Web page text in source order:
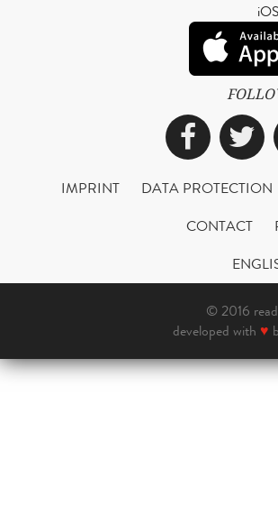
iOS
IMPRINT DATA PROTECTION
CONTACT
© 2016
developed with ♥